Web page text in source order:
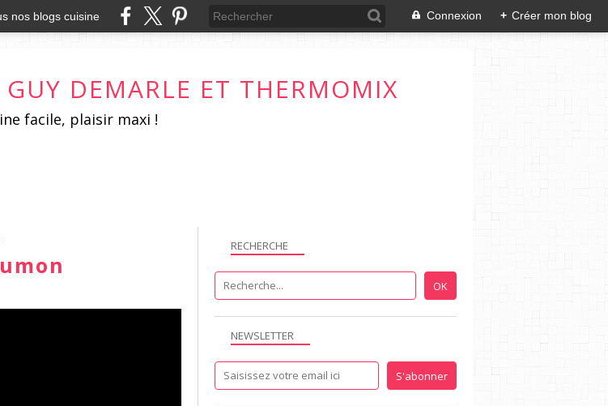
nos blogs cuisine Connexion + Créer mon blog
DEMARLE ET THERMOMIX
facile, plaisir maxi !
NEWSLETTER
RECHERCHE